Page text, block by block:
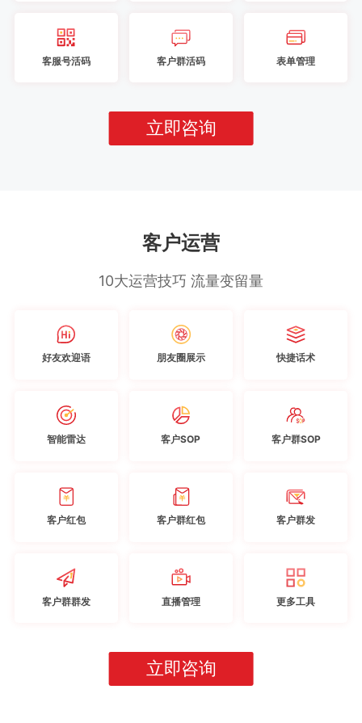
客服号活码 客户群活码 表单管理
立即咨询
客户运营
10大运营技巧 流量变留量
好友欢迎语 朋友圈展示 快捷话术
智能雷达 客户SOP 客户群SOP
客户红包 客户群红包 客户群发
客户群群发 直播管理 更多工具
立即咨询